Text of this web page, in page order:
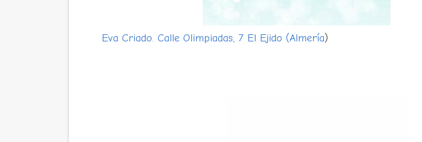
Eva Criado. Calle Olimpiadas, 7 El Ejido (Almería)